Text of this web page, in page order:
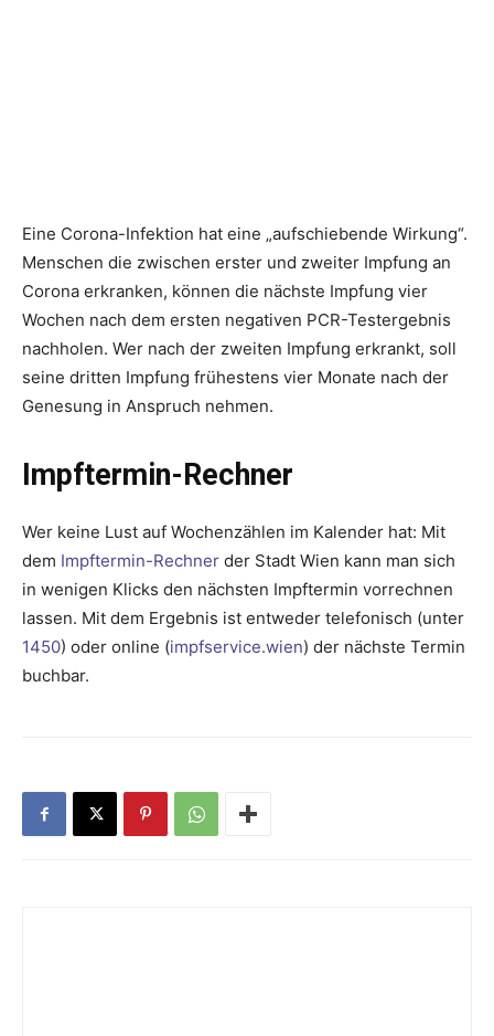
Eine Corona-Infektion hat eine „aufschiebende Wirkung“.
Menschen die zwischen erster und zweiter Impfung an
Corona erkranken, können die nächste Impfung vier
Wochen nach dem ersten negativen PCR-Testergebnis
nachholen. Wer nach der zweiten Impfung erkrankt, soll
seine dritten Impfung frühestens vier Monate nach der
Genesung in Anspruch nehmen.
Impftermin-Rechner
Wer keine Lust auf Wochenzählen im Kalender hat: Mit
dem Impftermin-Rechner der Stadt Wien kann man sich
in wenigen Klicks den nächsten Impftermin vorrechnen
lassen. Mit dem Ergebnis ist entweder telefonisch (unter
1450) oder online (impfservice.wien) der nächste Termin
buchbar.